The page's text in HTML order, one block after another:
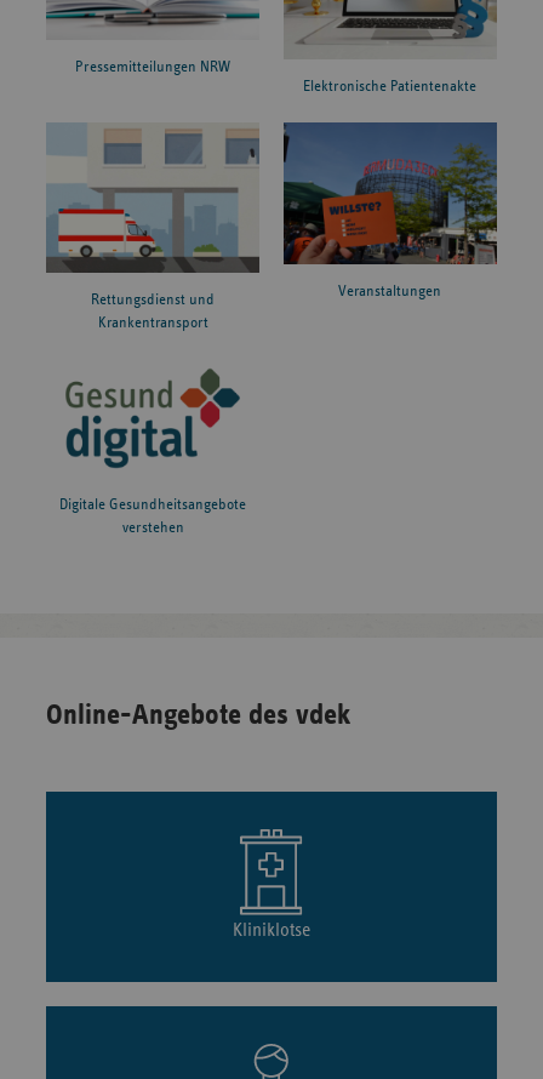
Pressemitteilungen NRW
Elektronische Patientenakte
Rettungsdienst und
Krankentransport
Veranstaltungen
Digitale Gesundheitsangebote
verstehen
Online-Angebote des vdek
Kliniklotse